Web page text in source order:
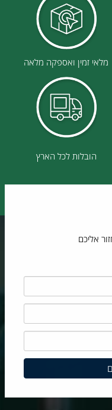
מלאי זמין ואספקה מלאה
הובלות לכל הארץ
אליכם